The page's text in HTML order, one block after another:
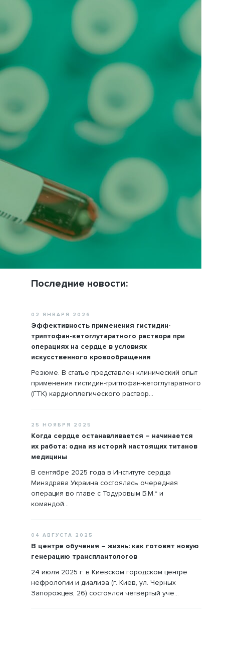
Последние новости:
02 ЯНВАРЯ 2026
Эффективность применения гистидин-
триптофан-кетоглутаратного раствора при
операциях на сердце в условиях
искусственного кровообращения
Резюме. В статье представлен клинический опыт
применения гистидин-триптофан-кетоглутаратного
(ГТК) кардиоплегического раствор...
25 НОЯБРЯ 2025
Когда сердце останавливается – начинается
их работа: одна из историй настоящих титанов
медицины
В сентябре 2025 года в Институте сердца
Минздрава Украина состоялась очередная
операция во главе с Тодуровым Б.М.* и
командой...
04 АВГУСТА 2025
В центре обучения – жизнь: как готовят новую
генерацию трансплантологов
24 июля 2025 г. в Киевском городском центре
нефрологии и диализа (г. Киев, ул. Черных
Запорожцев, 26) состоялся четвертый уче...